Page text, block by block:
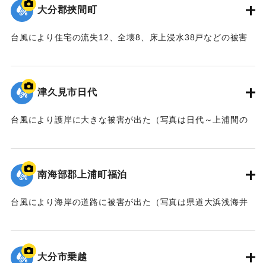
【出典：大分合同新聞 1957年9月7日朝刊3面】
｜固有コード:00635005
大分郡挾間町
台風により住宅の流失12、全壊8、床上浸水38戸などの被害
｜固有コード:
津久見市日代
台風により護岸に大きな被害が出た（写真は日代～上浦間の
｜固有コード:
南海部郡上浦町福泊
台風により海岸の道路に被害が出た（写真は県道大浜浅海井
｜固有コード:
大分市乗越